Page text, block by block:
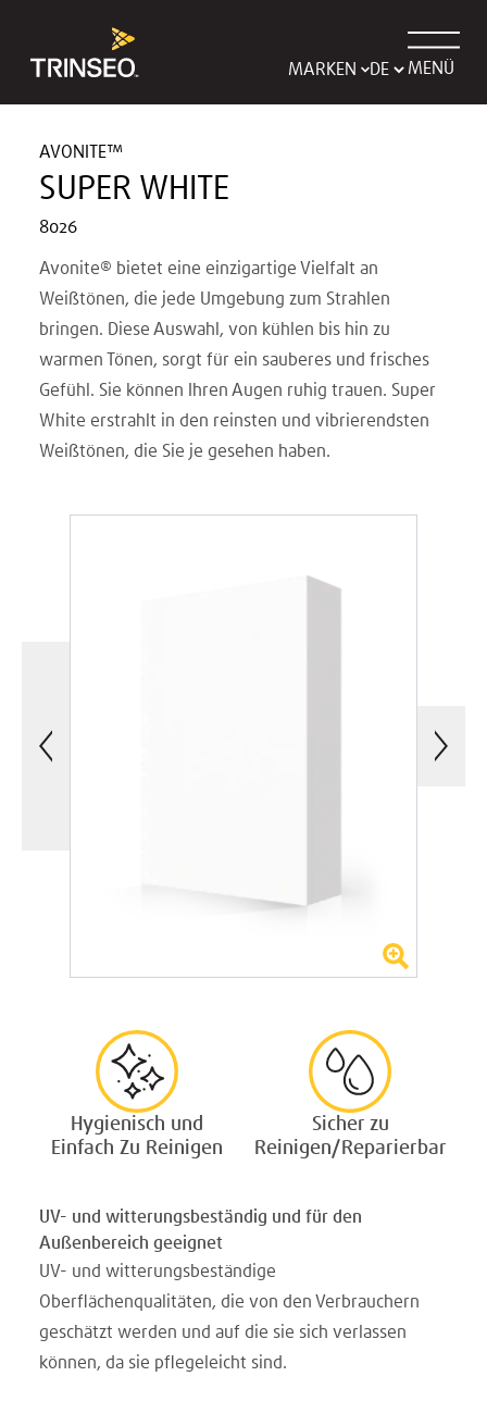
MARKEN MENÜ
AVONITE™
SUPER WHITE
8026
Avonite® bietet eine einzigartige Vielfalt an
Weißtönen, die jede Umgebung zum Strahlen
bringen. Diese Auswahl, von kühlen bis hin zu
warmen Tönen, sorgt für ein sauberes und frisches
Gefühl. Sie können Ihren Augen ruhig trauen. Super
White erstrahlt in den reinsten und vibrierendsten
Weißtönen, die Sie je gesehen haben.
Hygienisch und
Einfach Zu Reinigen
Sicher zu
Reinigen/Reparierbar
UV- und witterungsbeständig und für den
Außenbereich geeignet
UV- und witterungsbeständige
Oberflächenqualitäten, die von den Verbrauchern
geschätzt werden und auf die sie sich verlassen
können, da sie pflegeleicht sind.